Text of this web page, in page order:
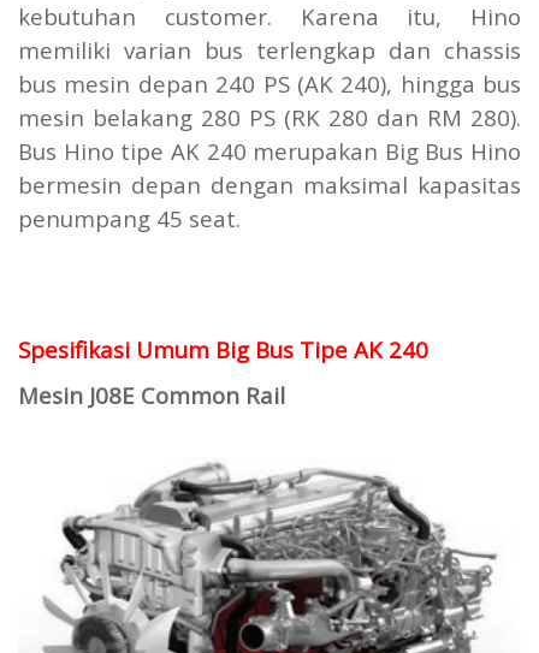
kebutuhan customer. Karena itu, Hino
memiliki varian bus terlengkap dan chassis
bus mesin depan 240 PS (AK 240), hingga bus
mesin belakang 280 PS (RK 280 dan RM 280).
Bus Hino tipe AK 240 merupakan Big Bus Hino
bermesin depan dengan maksimal kapasitas
penumpang 45 seat.
Spesifikasi Umum Big Bus Tipe AK 240
Mesin J08E Common Rail